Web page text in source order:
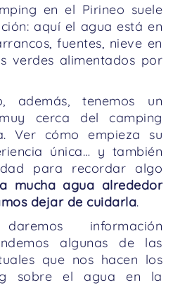
en el Pirineo suele
aquí el agua está en
fuentes, nieve en
verdes alimentados por
además, tenemos un
cerca del camping
Ver cómo empieza su
única… y también
para recordar algo
mucha agua alrededor
dejar de cuidarla.
información
algunas de las
que nos hacen los
sobre el agua en la